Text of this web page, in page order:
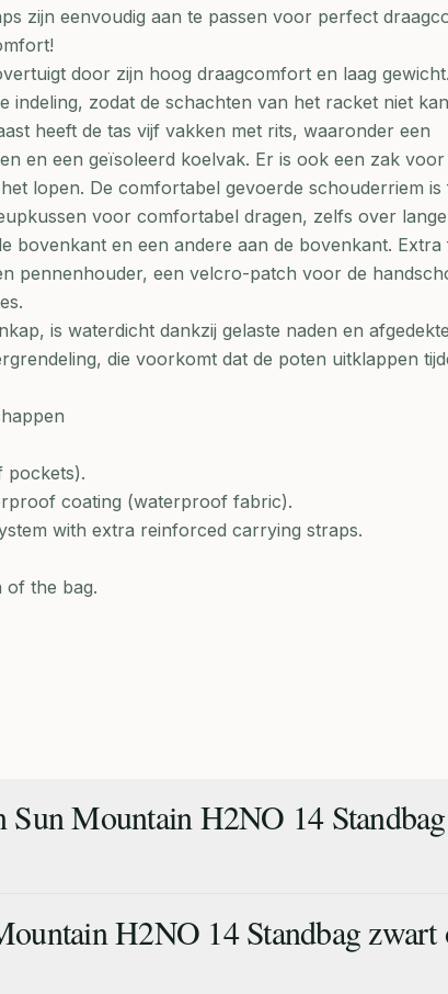
zijn eenvoudig aan te passen voor perfect
door zijn hoog draagcomfort en laag
indeling, zodat de schachten van het racket niet
heeft de tas vijf vakken met rits, waaronder een
en een geïsoleerd koelvak. Er is ook een zak voor
lopen. De comfortabel gevoerde schouderriem is
voor comfortabel dragen, zelfs over
bovenkant en een andere aan de bovenkant. Extra
pennenhouder, een velcro-patch voor de
is waterdicht dankzij gelaste naden en
die voorkomt dat de poten uitklappen
pockets).
coating (waterproof fabric).
with extra reinforced carrying straps.
of the bag.
Mountain H2NO 14 Standbag
H2NO 14 Standbag zwart